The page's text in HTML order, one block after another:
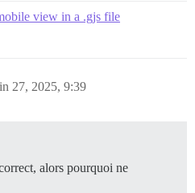
|| 'lock';
&&
view in a .gjs file
27, 2025, 9:39
alors pourquoi ne